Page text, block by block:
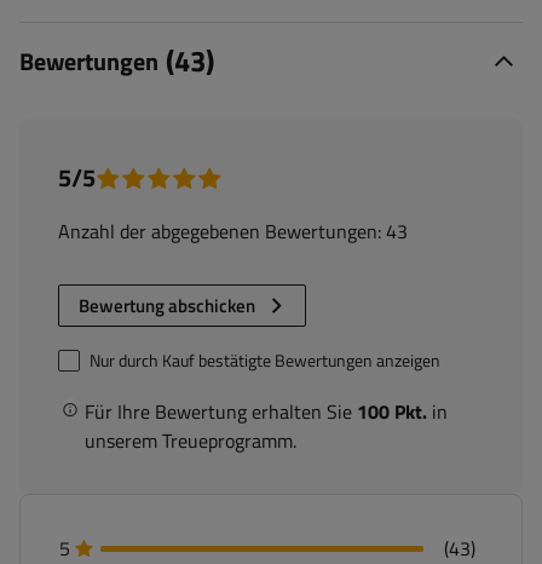
Bewertungen (43)
5/5
Anzahl der abgegebenen Bewertungen: 43
Bewertung abschicken
Für Ihre Bewertung erhalten Sie 100 Pkt. in
unserem Treueprogramm.
Nur durch Kauf bestätigte Bewertungen anzeigen
5
(43)